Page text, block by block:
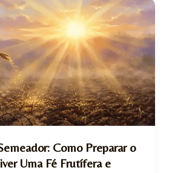
Como Preparar o
Uma Fé Frutífera e